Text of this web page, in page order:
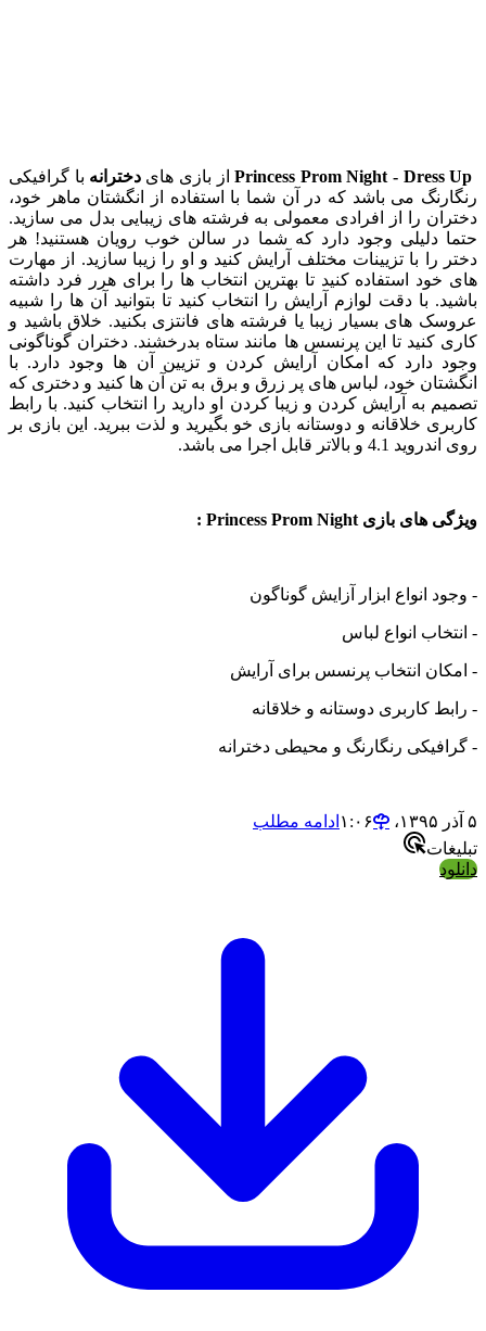
Princess Prom Night - Dress Upاز بازی هایدخترانه با گرافیکی
رنگارنگ می باشد که در آن شما با استفاده از انگشتان ماهر خود،
دختران را از افرادی معمولی به فرشته های زیبایی بدل می سازید.
حتما دلیلی وجود دارد که شما در سالن خوب رویان هستنید! هر
دختر را با تزیینات مختلف آرایش کنید و او را زیبا سازید. از مهارت
های خود استفاده کنید تا بهترین انتخاب ها را برای هرر فرد داشته
باشید. با دقت لوازم آرایش را انتخاب کنید تا بتوانید آن ها را شبیه
عروسک های بسیار زیبا یا فرشته های فانتزی بکنید. خلاق باشید و
کاری کنید تا این پرنسس ها مانند ستاه بدرخشند. دختران گوناگونی
وجود دارد که امکان آرایش کردن و تزیین آن ها وجود دارد. با
انگشتان خود، لباس های پر زرق و برق به تن آن ها کنید و دختری که
تصمیم به آرایش کردن و زیبا کردن او دارید را انتخاب کنید. با رابط
کاربری خلاقانه و دوستانه بازی خو بگیرید و لذت ببرید. این بازی بر
روی اندروید 4.1 و بالاتر قابل اجرا می باشد.
ویژگی های بازی Princess Prom Night :
- وجود انواع ابزار آزایش گوناگون
- انتخاب انواع لباس
- امکان انتخاب پرنسس برای آرایش
- رابط کاربری دوستانه و خلاقانه
- گرافیکی رنگارنگ و محیطی دخترانه
۵ آذر ۱۳۹۵،‏ ۱:۰۶
ادامه مطلب
تبلیغات
دانلود